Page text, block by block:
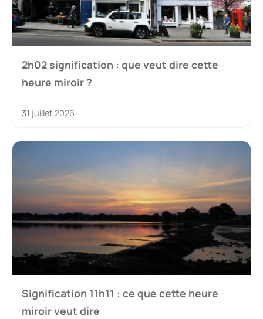
2h02 signification : que veut dire cette
heure miroir ?
31 juillet 2026
Signification 11h11 : ce que cette heure
miroir veut dire